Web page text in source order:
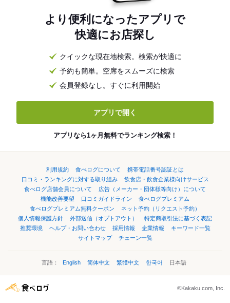
より便利になったアプリで
快適にお店探し
クイックな現在地検索。検索が快適に
予約も簡単。空席をスムーズに検索
会員登録なし。すぐに利用開始
アプリで開く
アプリなら1ヶ月無料でランキング検索！
利用規約 食べログについて
携帯電話番号認証とは
口コミ・ランキングに対する取り組み
飲食店・飲食企業様向けサービス
食べログ店舗会員について
広告（メーカー・団体様等向け）について
機能改善要望
口コミガイドライン
食べログプレミアム
食べログプレミアム無料クーポン
ネット予約（リクエスト予約）
個人情報保護方針
外部送信（オプトアウト）
特定商取引法に基づく表記
推奨環境
ヘルプ・お問い合わせ 採用情報 企業情報
キーワード一覧
サイトマップ
チェーン一覧
言語： English 简体中文 繁體中文 한국어 日本語
©Kakaku.com, Inc.